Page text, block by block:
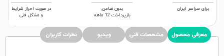
برای سراسر ایران
بدون ضامن,
بازپرداخت 12 ماهه
در صورت احراز شرایط
و مشکل فنی
معرفی محصول مشخصات فنی ویدیو نظرات کاربران